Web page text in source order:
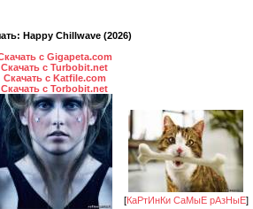
Happy Chillwave (2026)
с Gigapeta.com
Скачать с Turbobit.net
Скачать с Katfile.com
Скачать с Torbobit.net
[КаРтИнКи СаМыЕ рАзНыЕ]